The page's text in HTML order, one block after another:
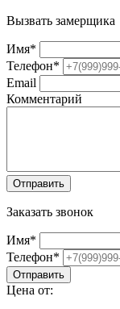
Вызвать замерщика
Имя*
Телефон*
Email
Комментарий
Заказать звонок
Имя*
Телефон*
Цена от: